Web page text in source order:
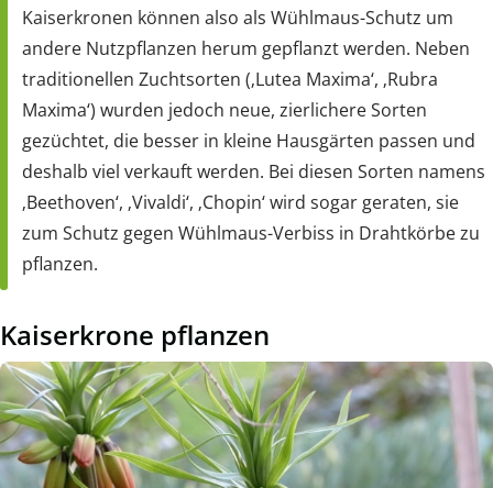
Kaiserkronen können also als Wühlmaus-Schutz um
andere Nutzpflanzen herum gepflanzt werden. Neben
traditionellen Zuchtsorten (‚Lutea Maxima‘, ‚Rubra
Maxima‘) wurden jedoch neue, zierlichere Sorten
gezüchtet, die besser in kleine Hausgärten passen und
deshalb viel verkauft werden. Bei diesen Sorten namens
‚Beethoven‘, ‚Vivaldi‘, ‚Chopin‘ wird sogar geraten, sie
zum Schutz gegen Wühlmaus-Verbiss in Drahtkörbe zu
pflanzen.
Kaiserkrone pflanzen